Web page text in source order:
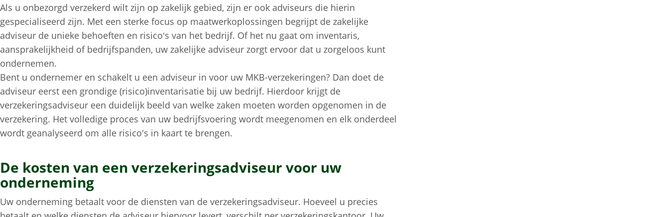
Als u onbezorgd verzekerd wilt zijn op zakelijk gebied, zijn er ook adviseurs die hierin
gespecialiseerd zijn. Met een sterke focus op maatwerkoplossingen begrijpt de zakelijke
adviseur de unieke behoeften en risico’s van het bedrijf. Of het nu gaat om inventaris,
aansprakelijkheid of bedrijfspanden, uw zakelijke adviseur zorgt ervoor dat u zorgeloos kunt
ondernemen.
Bent u ondernemer en schakelt u een adviseur in voor uw MKB-verzekeringen? Dan doet de
adviseur eerst een grondige (risico)inventarisatie bij uw bedrijf. Hierdoor krijgt de
verzekeringsadviseur een duidelijk beeld van welke zaken moeten worden opgenomen in de
verzekering. Het volledige proces van uw bedrijfsvoering wordt meegenomen en elk onderdeel
wordt geanalyseerd om alle risico's in kaart te brengen.
De kosten van een verzekeringsadviseur voor uw
onderneming
Uw onderneming betaalt voor de diensten van de verzekeringsadviseur. Hoeveel u precies